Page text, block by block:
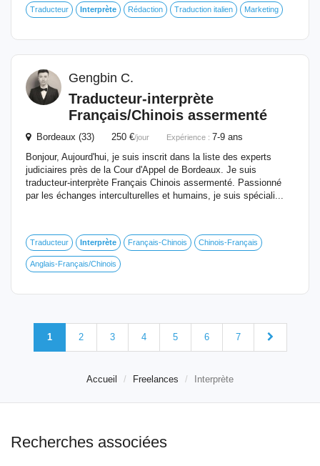
Traducteur Interprète Rédaction Traduction italien Marketing
Gengbin C.
Traducteur-interprète
Français/Chinois assermenté
Bordeaux (33) 250 €/jour Expérience : 7-9 ans
Bonjour, Aujourd'hui, je suis inscrit dans la liste des experts
judiciaires près de la Cour d'Appel de Bordeaux. Je suis
traducteur-interprète Français Chinois assermenté. Passionné
par les échanges interculturelles et humains, je suis spéciali...
Traducteur Interprète Français-Chinois Chinois-Français
Anglais-Français/Chinois
1 2 3 4 5 6 7
Accueil Freelances Interprète
Recherches associées